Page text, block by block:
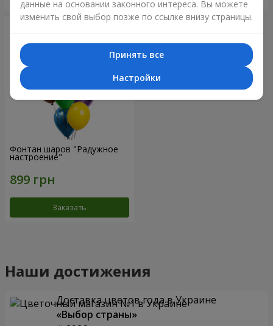
Фонтан шаров "Радужное
настроение"
Заказать
Наши достижения
Доставка цветов года в Украине
«Выбор страны»
данные на основании законного интереса. Вы можете
изменить свой выбор позже по ссылке внизу страницы.
Принять все
Настройки